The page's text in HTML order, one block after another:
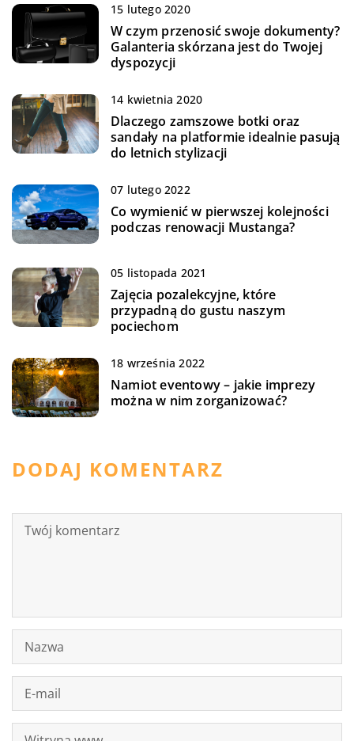
15 lutego 2020
W czym przenosić swoje dokumenty?
Galanteria skórzana jest do Twojej
dyspozycji
14 kwietnia 2020
Dlaczego zamszowe botki oraz
sandały na platformie idealnie pasują
do letnich stylizacji
07 lutego 2022
Co wymienić w pierwszej kolejności
podczas renowacji Mustanga?
05 listopada 2021
Zajęcia pozalekcyjne, które
przypadną do gustu naszym
pociechom
18 września 2022
Namiot eventowy – jakie imprezy
można w nim zorganizować?
DODAJ KOMENTARZ